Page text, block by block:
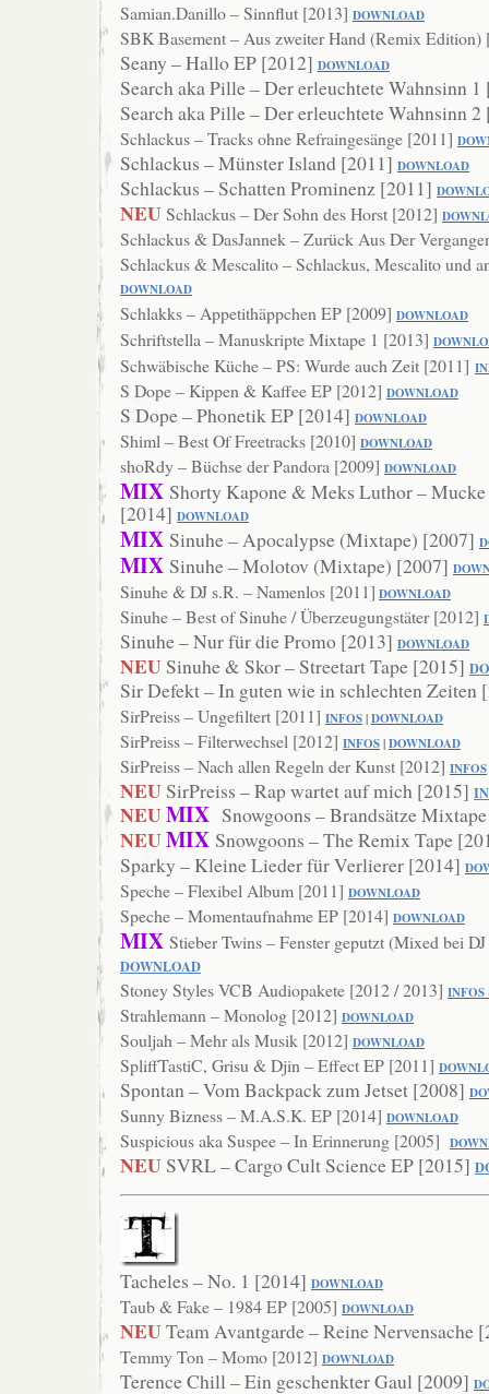
Samian.Danillo – Sinnflut [2013] DOWNLOAD
SBK Basement – Aus zweiter Hand (Remix
Seany – Hallo EP [2012] DOWNLOAD
Search aka Pille – Der erleuchtete Wahnsinn
Search aka Pille – Der erleuchtete Wahnsinn
Schlackus – Tracks ohne Refraingesänge [2011]
Schlackus – Münster Island [2011] DOWNLOAD
Schlackus – Schatten Prominenz [2011]
NEUSchlackus – Der Sohn des Horst [2012]
Schlackus & DasJannek – Zurück Aus Der
Schlackus & Mescalito – Schlackus, Mescalito und
DOWNLOAD
Schlakks – Appetithäppchen EP [2009] DOWNLOAD
Schriftstella – Manuskripte Mixtape 1 [2013]
Schwäbische Küche – PS: Wurde auch Zeit [2011]
S Dope – Kippen & Kaffee EP [2012] DOWNLOAD
S Dope – Phonetik EP [2014] DOWNLOAD
Shiml – Best Of Freetracks [2010] DOWNLOAD
shoRdy – Büchse der Pandora [2009] DOWNLOAD
MIX Shorty Kapone & Meks Luthor –
[2014] DOWNLOAD
MIX Sinuhe – Apocalypse (Mixtape) [2007]
MIX Sinuhe – Molotov (Mixtape) [2007]
Sinuhe & DJ s.R. – Namenlos [2011] DOWNLOAD
Sinuhe – Best of Sinuhe / Überzeugungstäter [2012]
Sinuhe – Nur für die Promo [2013] DOWNLOAD
NEUSinuhe & Skor – Streetart Tape [2015]
Sir Defekt – In guten wie in schlechten Zeiten
SirPreiss – Ungefiltert [2011] INFOS|DOWNLOAD
SirPreiss – Filterwechsel [2012] INFOS|DOWNLOAD
SirPreiss – Nach allen Regeln der Kunst [2012] INFOS
NEUSirPreiss – Rap wartet auf mich [2015]
NEUMIX Snowgoons – Brandsätze
NEUMIX Snowgoons – The Remix Tape
Sparky – Kleine Lieder für Verlierer [2014]
Speche – Flexibel Album [2011] DOWNLOAD
Speche – Momentaufnahme EP [2014] DOWNLOAD
MIX Stieber Twins – Fenster geputzt (Mixed bei
DOWNLOAD
Stoney Styles VCB Audiopakete [2012 / 2013] INFOS
Strahlemann – Monolog [2012] DOWNLOAD
Souljah – Mehr als Musik [2012] DOWNLOAD
SpliffTastiC, Grisu & Djin – Effect EP [2011] DO
Spontan – Vom Backpack zum Jetset [2008]
Sunny Bizness – M.A.S.K. EP [2014] DOWNLOAD
Suspicious aka Suspee – In Erinnerung [2005]
NEUSVRL – Cargo Cult Science EP [2015]
Tacheles – No. 1 [2014] DOWNLOAD
Taub & Fake – 1984 EP [2005] DOWNLOAD
NEUTeam Avantgarde – Reine Nervensache
Temmy Ton – Momo [2012] DOWNLOAD
Terence Chill – Ein geschenkter Gaul [2009]